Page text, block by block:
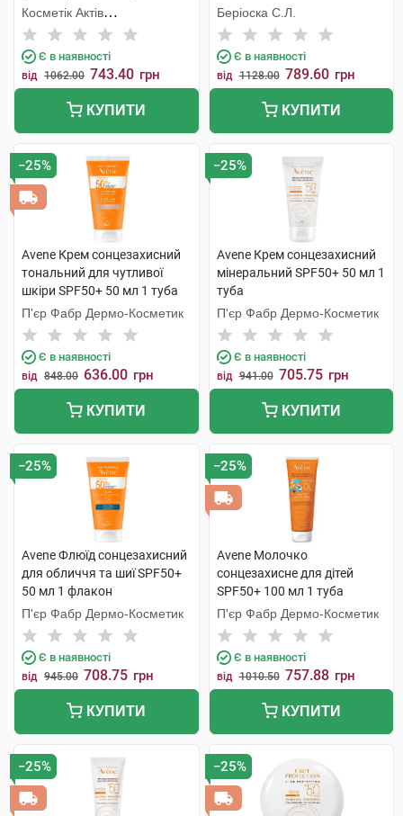
волосся SPF50+ 200 мл 1
флакон
Косметік Актів
Інтернаціональ
Є в наявності
від 1062.00 743.40 грн
КУПИТИ
флакон
Беріоска С.Л.
Є в наявності
від 1128.00 789.60 грн
КУПИТИ
−25%
Avene Крем сонцезахисний
тональний для чутливої
шкіри SPF50+ 50 мл 1 туба
П'єр Фабр Дермо-Косметик
Є в наявності
від 848.00 636.00 грн
КУПИТИ
−25%
Avene Крем сонцезахисний
мінеральний SPF50+ 50 мл 1
туба
П'єр Фабр Дермо-Косметик
Є в наявності
від 941.00 705.75 грн
КУПИТИ
−25%
Avene Флюїд сонцезахисний
для обличчя та шиї SPF50+
50 мл 1 флакон
П'єр Фабр Дермо-Косметик
Є в наявності
від 945.00 708.75 грн
КУПИТИ
−25%
Avene Молочко
сонцезахисне для дітей
SPF50+ 100 мл 1 туба
П'єр Фабр Дермо-Косметик
Є в наявності
від 1010.50 757.88 грн
КУПИТИ
−25% −25%